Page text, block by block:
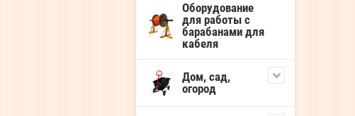
Оборудование
для работы с
барабанами для
кабеля
Дом, сад,
огород